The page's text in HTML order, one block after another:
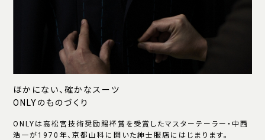
ほかにない、確かなスーツ
ONLYのものづくり
ONLYは高松宮技術奨励賜杯賞を受賞したマスターテーラー・中西
浩一が1970年、京都山科に開いた紳士服店にはじまります。